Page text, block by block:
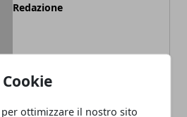
ottimizzare il nostro sito
Redazione